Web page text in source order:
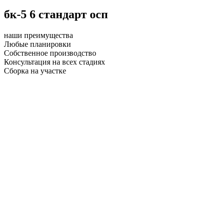
бк-5 6 стандарт осп
наши преимущества
Любые планировки
Собственное производство
Консультация на всех стадиях
Сборка на участке